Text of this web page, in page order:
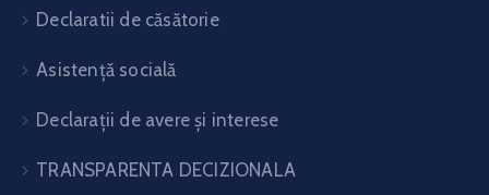
Declaratii de căsătorie
Asistență socială
Declarații de avere și interese
TRANSPARENTA DECIZIONALA